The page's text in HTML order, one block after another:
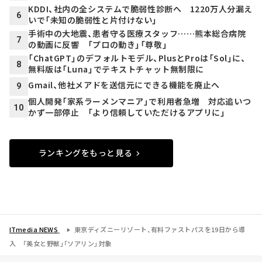
6
KDDI、社内の全システムで脆弱性診断へ 1220万人分漏え
いで「未知の脆弱性と片付けない」
7
手術中の大地震、患者守る医療スタッフ……熊本総合病院
の動画に反響 「プロの動き」「尊敬」
8
「ChatGPT」のデフォルトモデル、PlusとProは「Sol」に、
無料版は「Luna」でテキストチャット無制限に
9 Gmail、他社メアドを送信元にできる機能を廃止へ
10
個人開発「家系ラーメンマニア」で利用者急増 対応追いつ
かず一部停止 「より信頼していただけるアプリに」
ランキングをもっと見る
ITmedia NEWS
東京ディズニーリゾート、有料ファストパスを19日から導
入 「美女と野獣」「ソアリン」対象